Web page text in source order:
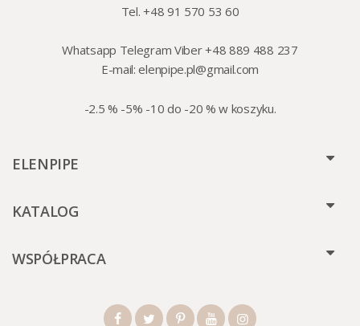
Tel. +48 91 570 53 60
Whatsapp Telegram Viber +48 889 488 237
E-mail:elenpipe.pl@gmail.com
-2.5 % -5% -10 do -20 % w koszyku.
ELENPIPE
KATALOG
WSPÓŁPRACA